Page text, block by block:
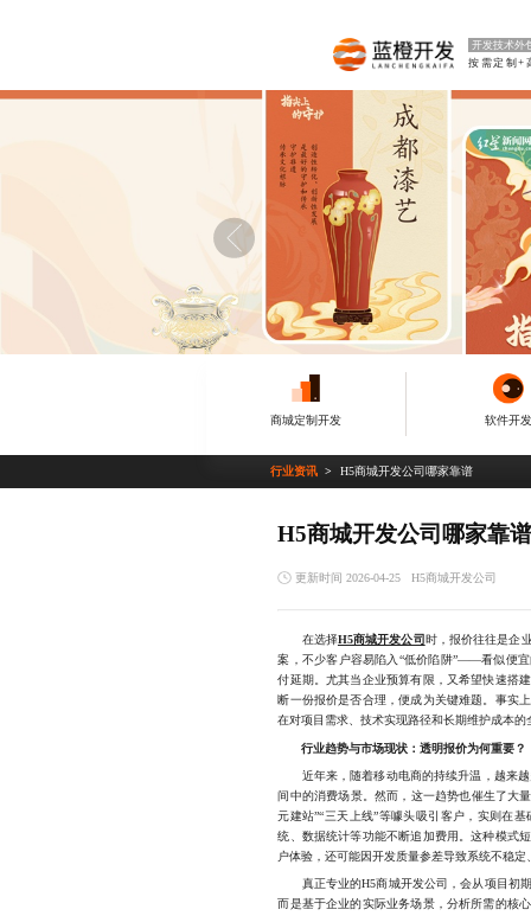
开发技术外
按需定制+
商城定制开发 软件开发
行业资讯 H5商城开发公司哪家靠谱
H5商城开发公司哪家靠
更新时间 2026-04-25 H5商城开发公司
在选择H5商城开发公司 时，报价往往是企
案，不少客户容易陷入“低价陷阱”——看似便
付延期。尤其当企业预算有限，又希望快速搭
断一份报价是否合理，便成为关键难题。事实
在对项目需求、技术实现路径和长期维护成本的
行业趋势与市场现状：透明报价为何重要？
近年来，随着移动电商的持续升温，越来越
间中的消费场景。然而，这一趋势也催生了大
元建站”“三天上线”等噱头吸引客户，实则在
统、数据统计等功能不断追加费用。这种模式
户体验，还可能因开发质量参差导致系统不稳
真正专业的H5商城开发公司，会从项目初期
而是基于企业的实际业务场景，分析所需的核